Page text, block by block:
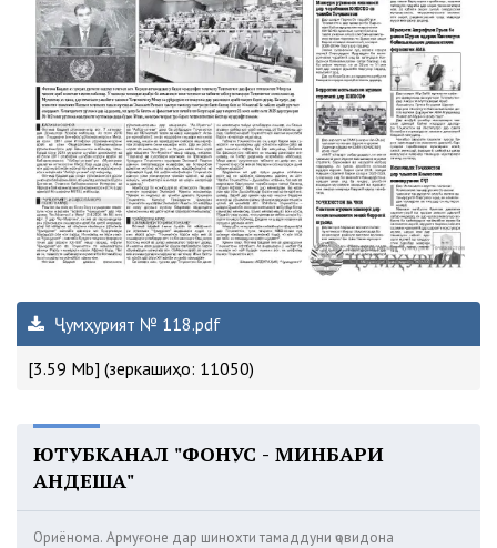
Ҷумҳурият № 118.pdf
[3.59 Mb] (зеркашиҳо: 11050)
ЮТУБКАНАЛ "ФОНУС - МИНБАРИ
АНДЕША"
Ориёнома. Армуғоне дар шинохти тамаддуни ҷовидона